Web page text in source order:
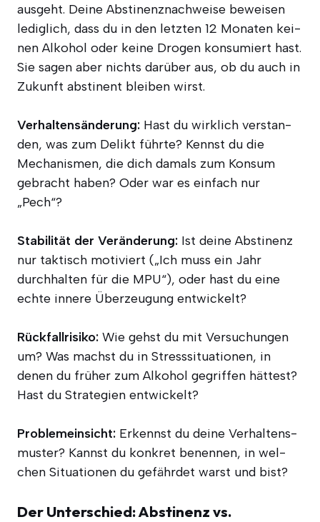
aus­geht. Dei­ne Abs­ti­nenz­nach­wei­se bewei­sen
ledig­lich, dass du in den letz­ten 12 Mona­ten kei­
nen Alko­hol oder kei­ne Dro­gen kon­su­miert hast.
Sie sagen aber nichts dar­über aus, ob du auch in
Zukunft abs­ti­nent blei­ben wirst.
Ver­hal­tens­än­de­rung: Hast du wirk­lich ver­stan­
den, was zum Delikt führ­te? Kennst du die
Mecha­nis­men, die dich damals zum Kon­sum
gebracht haben? Oder war es ein­fach nur
„Pech“?
Sta­bi­li­tät der Ver­än­de­rung: Ist dei­ne Abs­ti­nenz
nur tak­tisch moti­viert („Ich muss ein Jahr
durch­hal­ten für die MPU“), oder hast du eine
ech­te inne­re Über­zeu­gung entwickelt?
Rück­fall­ri­si­ko: Wie gehst du mit Ver­su­chun­gen
um? Was machst du in Stress­si­tua­tio­nen, in
denen du frü­her zum Alko­hol gegrif­fen hät­test?
Hast du Stra­te­gien entwickelt?
Pro­blem­ein­sicht: Erkennst du dei­ne Ver­hal­tens­
mus­ter? Kannst du kon­kret benen­nen, in wel­
chen Situa­tio­nen du gefähr­det warst und bist?
Der Unterschied: Abstinenz vs.